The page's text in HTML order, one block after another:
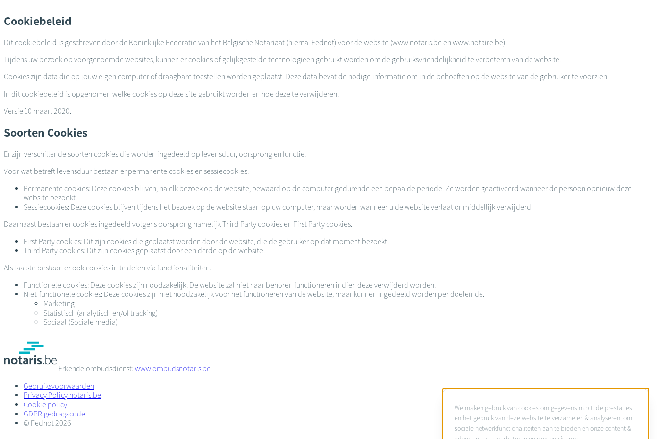
en
naar
inhoud
gaan
Cookiebeleid
Dit cookiebeleid is geschreven door de Koninklijke Federatie van het Belgische Notariaat (hierna: Fednot) voor de website (www.notaris.be en www.notaire.be).
Tijdens uw bezoek op voorgenoemde websites, kunnen er cookies of gelijkgestelde technologieën gebruikt worden om de gebruiksvriendelijkheid te verbeteren van de website.
Cookies zijn data die op jouw eigen computer of draagbare toestellen worden geplaatst. Deze data bevat de nodige informatie om in de behoeften op de website van de gebruiker te voorzien.
In dit cookiebeleid is opgenomen welke cookies op deze site gebruikt worden en hoe deze te verwijderen.
Versie 10 maart 2020.
Soorten Cookies
Er zijn verschillende soorten cookies die worden ingedeeld op levensduur, oorsprong en functie.
Voor wat betreft levensduur bestaan er permanente cookies en sessiecookies.
Permanente cookies: Deze cookies blijven, na elk bezoek op de website, bewaard op de computer gedurende een bepaalde periode. Ze worden geactiveerd wanneer de persoon opnieuw deze
website bezoekt.
Sessiecookies: Deze cookies blijven tijdens het bezoek op de website staan op uw computer, maar worden wanneer u de website verlaat onmiddellijk verwijderd.
Daarnaast bestaan er cookies ingedeeld volgens oorsprong namelijk Third Party cookies en First Party cookies.
First Party cookies: Dit zijn cookies die geplaatst worden door de website, die de gebruiker op dat moment bezoekt.
Third Party cookies: Dit zijn cookies geplaatst door een derde op de website.
Als laatste bestaan er ook cookies in te delen via functionaliteiten.
Functionele cookies: Deze cookies zijn noodzakelijk. De website zal niet naar behoren functioneren indien deze verwijderd worden.
Niet-functionele cookies: Deze cookies zijn niet noodzakelijk voor het functioneren van de website, maar kunnen ingedeeld worden per doeleinde.
Marketing
Statistisch (analytisch en/of tracking)
Sociaal (Sociale media)
Erkende ombudsdienst:www.ombudsnotaris.be
Gebruiksvoorwaarden
Privacy Policy notaris.be
Cookie policy
GDPR gedragscode
© Fednot 2026
Gebruik
van
persoonsgegevens
We maken gebruik van cookies om gegevens m.b.t. de prestaties
en het gebruik van deze website te verzamelen & analyseren, om
sociale netwerkfunctionaliteiten aan te bieden en onze content &